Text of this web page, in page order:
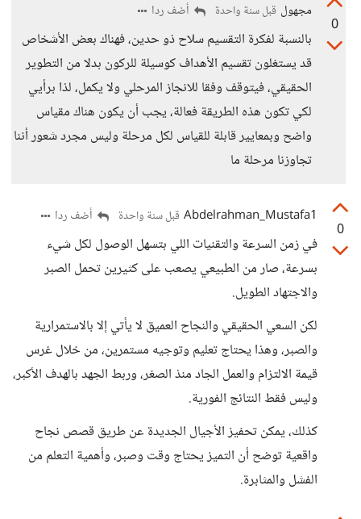
0
مجهول قبل سنة واحدة أضف ردا
بالنسبة لفكرة التقسيم سلاح ذو حدين، فهناك بعض الأشخاص
قد يستغلون تقسيم الأهداف كوسيلة للركون بدلا من التطوير
الحقيقي، فيتوقف وفقا للانجاز المرحلي ولا يكمل، لذا برأيي
لكي تكون هذه الطريقة فعالة، يجب أن يكون هناك مقياس
واضح وبمعايير قابلة للقياس لكل مرحلة وليس مجرد شعور أننا
تجاوزنا مرحلة ما
0
Abdelrahman_Mustafa1 قبل سنة واحدة أضف ردا
في زمن السرعة والتقنيات اللي بتسهل الوصول لكل شيء
بسرعة، صار من الطبيعي يصعب على كثيرين تحمل الصبر
والاجتهاد الطويل.
لكن السعي الحقيقي والنجاح العميق لا يأتي إلا بالاستمرارية
والصبر، وهذا يحتاج تعليم وتوجيه مستمرين، من خلال غرس
قيمة الالتزام والعمل الجاد منذ الصغر، وربط الجهد بالهدف الأكبر،
وليس فقط النتائج الفورية.
كذلك، يمكن تحفيز الأجيال الجديدة عن طريق قصص نجاح
واقعية توضح أن التميز يحتاج وقت وصبر، وأهمية التعلم من
الفشل والمثابرة.